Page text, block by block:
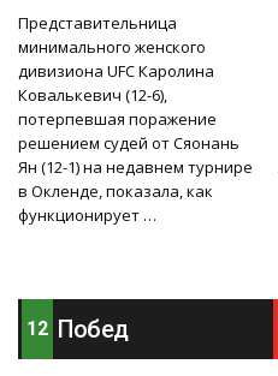
Представительница
минимального женского
дивизиона UFC Каролина
Ковалькевич (12-6),
потерпевшая поражение
решением судей от Сяонань
Ян (12-1) на недавнем турнире
в Окленде, показала, как
функционирует …
12 Побед